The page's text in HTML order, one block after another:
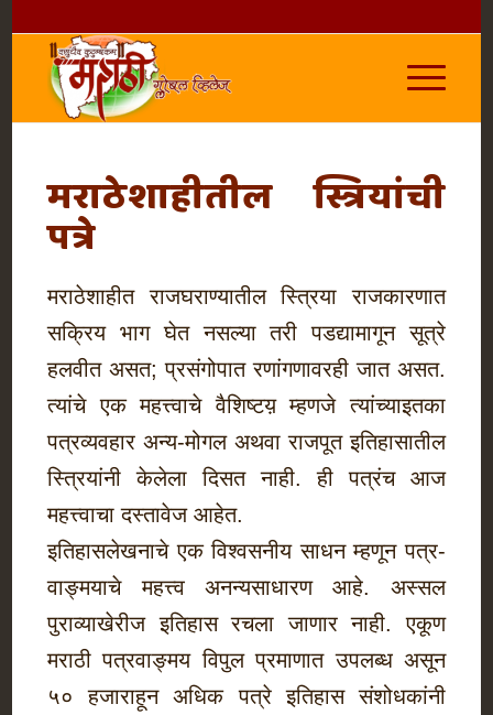
मराठेशाहीतील स्त्रियांची
पत्रे
मराठेशाहीत राजघराण्यातील स्त्रिया राजकारणात
सक्रिय भाग घेत नसल्या तरी पडद्यामागून सूत्रे
हलवीत असत; प्रसंगोपात रणांगणावरही जात असत.
त्यांचे एक महत्त्वाचे वैशिष्टय़ म्हणजे त्यांच्याइतका
पत्रव्यवहार अन्य-मोगल अथवा राजपूत इतिहासातील
स्त्रियांनी केलेला दिसत नाही. ही पत्रंच आज
महत्त्वाचा दस्तावेज आहेत.
इतिहासलेखनाचे एक विश्वसनीय साधन म्हणून पत्र-
वाङ्मयाचे महत्त्व अनन्यसाधारण आहे. अस्सल
पुराव्याखेरीज इतिहास रचला जाणार नाही. एकूण
मराठी पत्रवाङ्मय विपुल प्रमाणात उपलब्ध असून
५० हजाराहून अधिक पत्रे इतिहास संशोधकांनी